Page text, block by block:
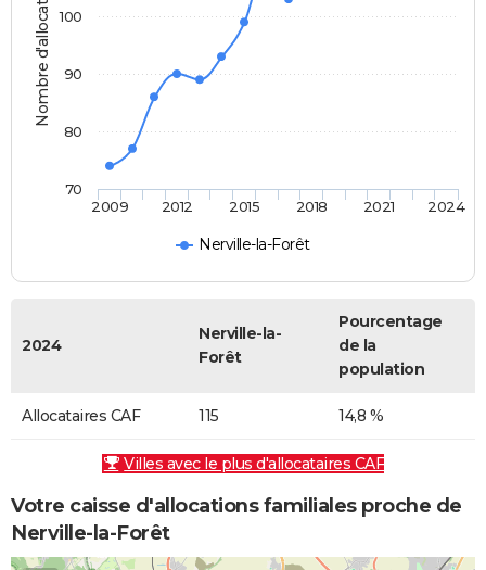
Nombre d'allocataires
Nerville-la-Forêt
2009 2012 2015 2018 2021 2024
70
80
90
100
2024
Nerville-la-
Forêt
Pourcentage
de la
population
Allocataires CAF 115 14,8 %
Villes avec le plus d'allocataires CAF
Votre caisse d'allocations familiales proche de
Nerville-la-Forêt